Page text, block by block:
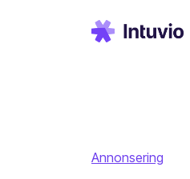
Annonsering